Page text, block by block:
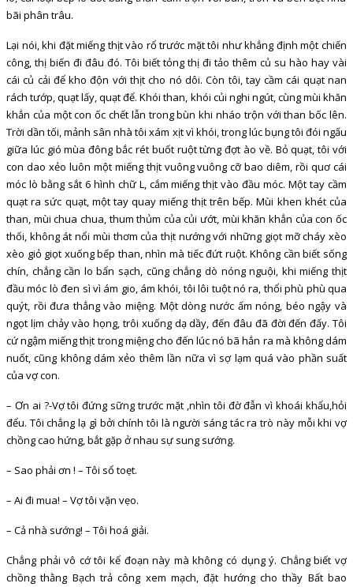
bãi phân trâu.
Lại nói, khi đặt miếng thịt vào rổ trước mặt tôi như khẳng định một chiến
công, thị biến đi đâu đó. Tôi biết tỏng thị đi tảo thêm củ su hào hay vài
cái củ cải để kho độn với thịt cho nó dôi. Còn tôi, tay cầm cái quạt nan
rách tướp, quạt lấy, quạt để. Khói than, khói củi nghi ngút, cùng mùi khăn
khẳn của một con ốc chết lẫn trong bùn khi nháo trộn với than bốc lên.
Trời dần tối, mảnh sân nhà tôi xám xịt vì khói, trong lúc bụng tôi đói ngấu
giữa lúc gió mùa đông bắc rét buốt ruột từng đợt ào về. Bỏ quạt, tôi với
con dao xẻo luôn một miếng thịt vuông vuông cỡ bao diêm, rồi quơ cái
móc lò bằng sắt 6 hình chữ L, cắm miếng thịt vào đầu móc. Một tay cầm
quạt ra sức quạt, một tay quay miếng thịt trên bếp. Mùi khen khét của
than, mùi chua chua, thum thủm của củi ướt, mùi khăn khẳn của con ốc
thối, không át nổi mùi thơm của thịt nướng với những giọt mỡ cháy xèo
xèo giỏ giọt xuống bếp than, nhìn mà tiếc đứt ruột. Không cần biết sống
chín, chẳng cần lo bẩn sạch, cũng chẳng dò nóng nguội, khi miếng thịt
đầu móc lò đen sì vì ám gio, ám khói, tôi lôi tuột nó ra, thổi phù phù qua
quýt, rồi đưa thẳng vào miệng. Một dòng nước ấm nóng, béo ngậy và
ngọt lịm chảy vào họng, trôi xuống dạ dầy, đến đâu đã đời đến đấy. Tôi
cứ ngậm miếng thịt trong miệng cho đến lúc nó bã hẳn ra mà không dám
nuốt, cũng không dám xẻo thêm lần nữa vì sợ lạm quá vào phần suất
của vợ con.
– Ơn ai ?-Vợ tôi đứng sững trước mặt ,nhìn tôi đờ đẫn vì khoái khẩu,hỏi
đểu. Tôi chẳng lạ gì bởi chính tôi là người sáng tác ra trò này mỗi khi vợ
chồng cao hứng, bắt gặp ở nhau sự sung sướng.
– Sao phải ơn ! – Tôi sổ toẹt.
– Ai đi mua! – Vợ tôi vặn vẹo.
– Cả nhà sướng! – Tôi hoá giải.
Chẳng phải vô cớ tôi kể đoạn này mà không có dụng ý. Chẳng biết vợ
chồng thằng Bạch trả công xem mạch, đặt hướng cho thầy Bất bao